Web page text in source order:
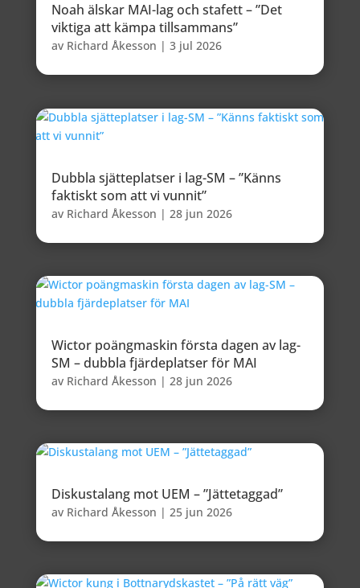
Noah älskar MAI-lag och stafett – ”Det
viktiga att kämpa tillsammans”
av Richard Åkesson | 3 jul 2026
Dubbla sjätteplatser i lag-SM – ”Känns
faktiskt som att vi vunnit”
av Richard Åkesson | 28 jun 2026
Wictor poängmaskin första dagen av lag-
SM – dubbla fjärdeplatser för MAI
av Richard Åkesson | 28 jun 2026
Diskustalang mot UEM – ”Jättetaggad”
av Richard Åkesson | 25 jun 2026